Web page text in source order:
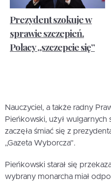
Prezydent szokuje w
sprawie szczepień.
Polacy „szczepcie się”
Nauczyciel, a także radny
Pieńkowski, użył wulgarnych
zaczęła śmiać się z
„Gazeta Wyborcza”.
Pieńkowski starał się
wybrany monarcha miał